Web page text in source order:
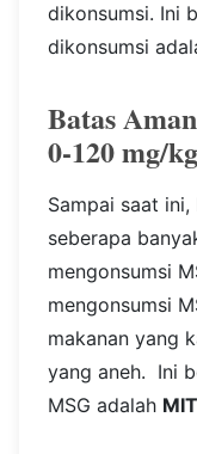
dikonsumsi. Ini
dikonsumsi
Batas
0-120 mg/
Sampai saat
seberapa
mengonsumsi
mengonsumsi
makanan yang
yang aneh. Ini
MSG adalah